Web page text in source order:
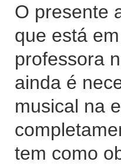
O presente
que está
professora
ainda é
musical na
tem como